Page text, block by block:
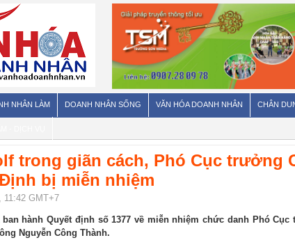
NHÂN LÀM DOANH NHÂN SỐNG VĂN HÓA DOANH NHÂN CHÂN
trong giãn cách, Phó Cục trưởng
bị miễn nhiệm
11:42 GMT+7
hành Quyết định số 1377 về miễn nhiệm chức danh Phó
Nguyễn Công Thành.